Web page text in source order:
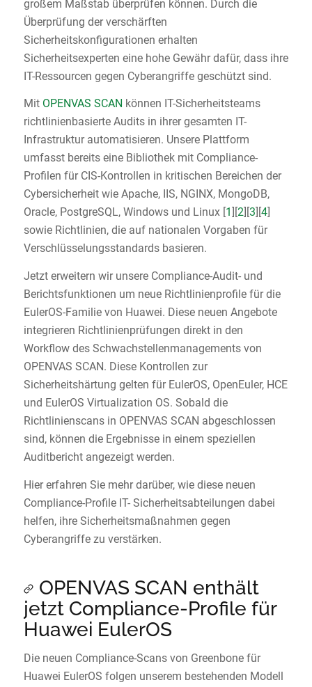
großem Maßstab überprüfen können. Durch die
Überprüfung der verschärften
Sicherheitskonfigurationen erhalten
Sicherheitsexperten eine hohe Gewähr dafür, dass ihre
IT-Ressourcen gegen Cyberangriffe geschützt sind.
Mit OPENVAS SCAN können IT-Sicherheitsteams
richtlinienbasierte Audits in ihrer gesamten IT-
Infrastruktur automatisieren. Unsere Plattform
umfasst bereits eine Bibliothek mit Compliance-
Profilen für CIS-Kontrollen in kritischen Bereichen der
Cybersicherheit wie Apache, IIS, NGINX, MongoDB,
Oracle, PostgreSQL, Windows und Linux [1 ][2][3][4]
sowie Richtlinien, die auf nationalen Vorgaben für
Verschlüsselungsstandards basieren.
Jetzt erweitern wir unsere Compliance-Audit- und
Berichtsfunktionen um neue Richtlinienprofile für die
EulerOS-Familie von Huawei. Diese neuen Angebote
integrieren Richtlinienprüfungen direkt in den
Workflow des Schwachstellenmanagements von
OPENVAS SCAN. Diese Kontrollen zur
Sicherheitshärtung gelten für EulerOS, OpenEuler, HCE
und EulerOS Virtualization OS. Sobald die
Richtlinienscans in OPENVAS SCAN abgeschlossen
sind, können die Ergebnisse in einem speziellen
Auditbericht angezeigt werden.
Hier erfahren Sie mehr darüber, wie diese neuen
Compliance-Profile IT- Sicherheitsabteilungen dabei
helfen, ihre Sicherheitsmaßnahmen gegen
Cyberangriffe zu verstärken.
OPENVAS SCAN enthält
jetzt Compliance-Profile für
Huawei EulerOS
Die neuen Compliance-Scans von Greenbone für
Huawei EulerOS folgen unserem bestehenden Modell